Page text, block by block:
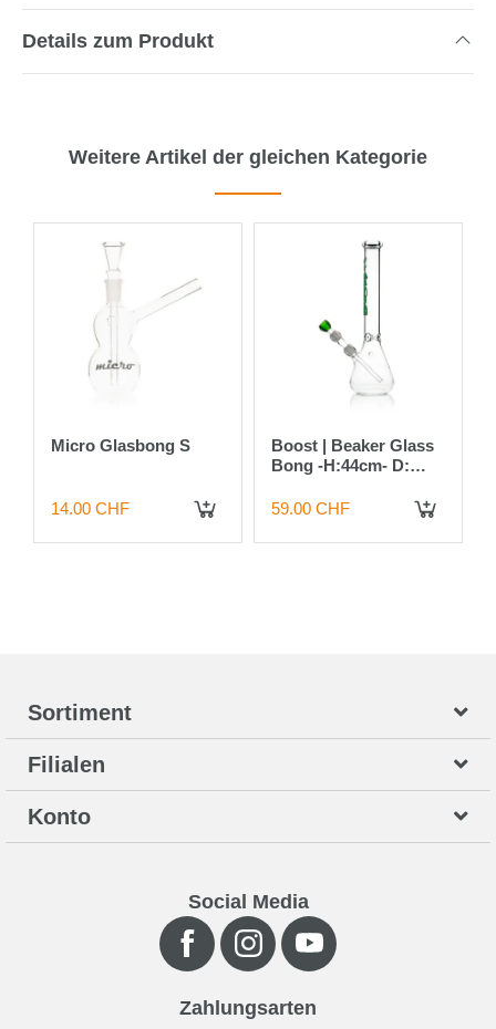
Details zum Produkt
Weitere Artikel der gleichen Kategorie
Micro Glasbong S
14.00 CHF
Boost | Beaker Glass
Bong -H:44cm- D:
Socket:18.8mm-
59.00 CHF
Sortiment
Filialen
Konto
Social Media
Zahlungsarten